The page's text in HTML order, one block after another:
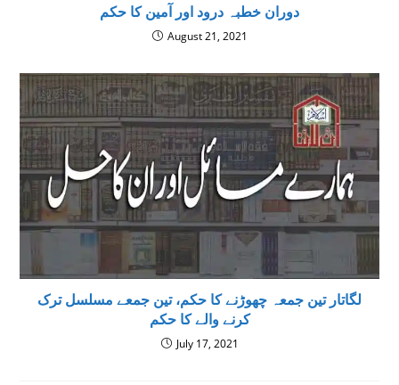
دوران خطبہ درود اور آمین کا حکم
August 21, 2021
لگاتار تین جمعہ چھوڑنے کا حکم، تین جمعے مسلسل ترک
کرنے والے کا حکم
July 17, 2021